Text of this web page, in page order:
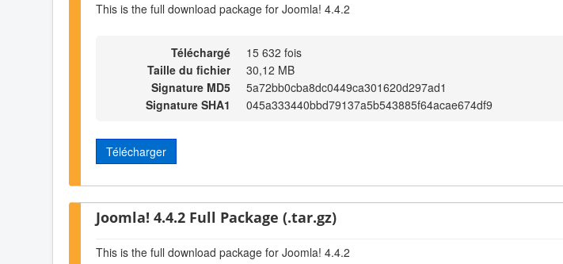
This is the full download package for Joomla! 4.4.2
Téléchargé
15 632 fois
Taille du fichier
30,12 MB
Signature MD5
5a72bb0cba8dc0449ca301620d297ad1
Signature SHA1
045a333440bbd79137a5b543885f64acae674df9
Télécharger
Joomla! 4.4.2 Full Package (.tar.gz)
This is the full download package for Joomla! 4.4.2